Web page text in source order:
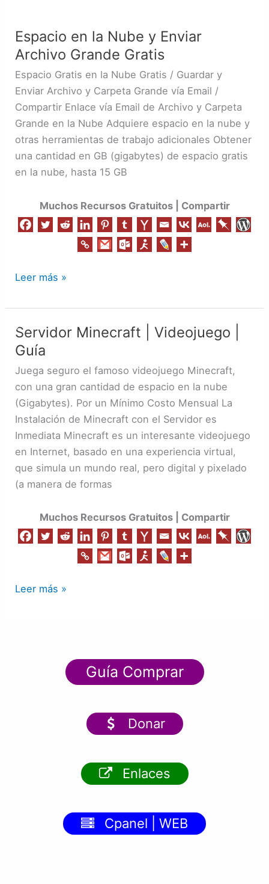
Espacio en la Nube y Enviar
Archivo Grande Gratis
Espacio Gratis en la Nube Gratis / Guardar y
Enviar Archivo y Carpeta Grande vía Email /
Compartir Enlace vía Email de Archivo y Carpeta
Grande en la Nube Adquiere espacio en la nube y
otras herramientas de trabajo adicionales Obtener
una cantidad en GB (gigabytes) de espacio gratis
en la nube, hasta 15 GB
Muchos Recursos Gratuitos | Compartir
la
Nube
y
Enviar
Archivo
Grande
Gratis
Leer más »
Servidor Minecraft | Videojuego |
Guía
Juega seguro el famoso videojuego Minecraft,
con una gran cantidad de espacio en la nube
(Gigabytes). Por un Mínimo Costo Mensual La
Instalación de Minecraft con el Servidor es
Inmediata Minecraft es un interesante videojuego
en Internet, basado en una experiencia virtual,
que simula un mundo real, pero digital y pixelado
(a manera de formas
Muchos Recursos Gratuitos | Compartir
Servidor
Minecraft
Videojuego
|
Guía
Leer más »
Guía Comprar
Donar
Enlaces
Cpanel | WEB